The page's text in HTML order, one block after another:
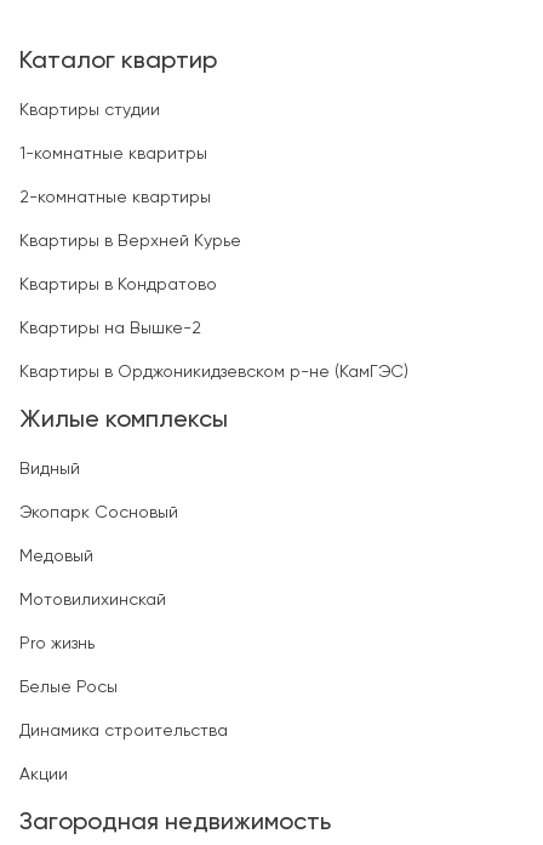
Каталог квартир
Квартиры студии
1-комнатные кваритры
2-комнатные квартиры
Квартиры в Верхней Курье
Квартиры в Кондратово
Квартиры на Вышке-2
Квартиры в Орджоникидзевском р-не (КамГЭС)
Жилые комплексы
Видный
Экопарк Сосновый
Медовый
Мотовилихинскай
Pro жизнь
Белые Росы
Динамика строительства
Акции
Загородная недвижимость